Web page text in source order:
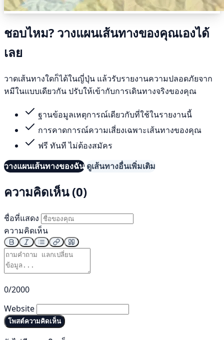
ชอบไหม? วางแผนเส้นทางของคุณเองได้
เลย
วาดเส้นทางใดก็ได้ในญี่ปุ่น แล้วรับรายงานความปลอดภัยจาก
หมีในแบบเดียวกัน ปรับให้เข้ากับการเดินทางจริงของคุณ
ฐานข้อมูลเหตุการณ์เดียวกับที่ใช้ในรายงานนี้
การคาดการณ์ความเสี่ยงเฉพาะเส้นทางของคุณ
ฟรี ทันที ไม่ต้องสมัคร
วางแผนเส้นทางของฉัน ดูเส้นทางอื่นเพิ่มเติม
ความคิดเห็น (0)
ชื่อที่แสดง
ความคิดเห็น
0/2000
Website
โพสต์ความคิดเห็น